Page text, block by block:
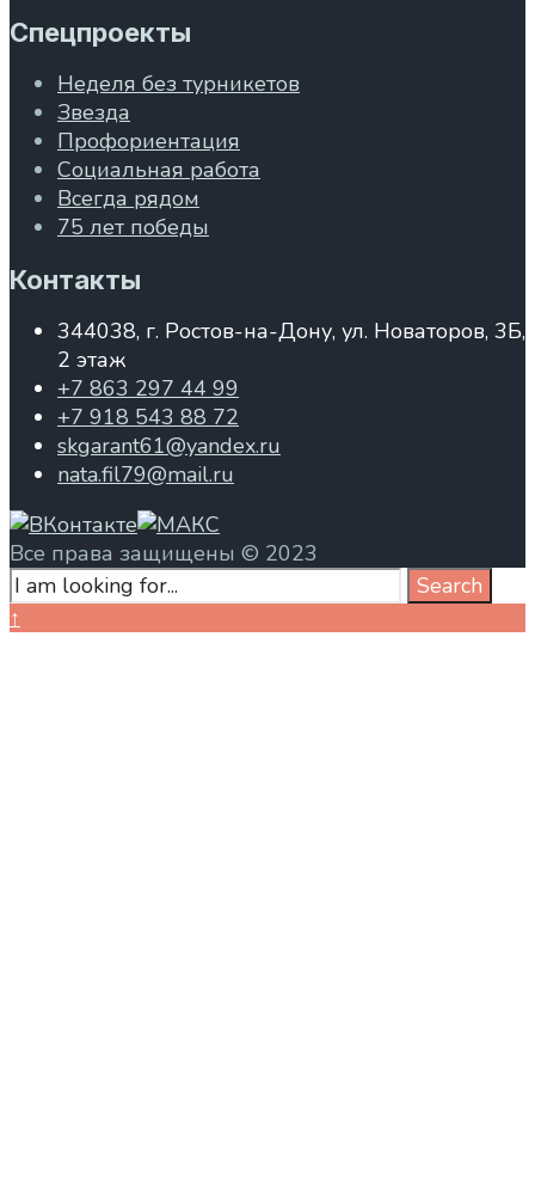
Спецпроекты
Неделя без турникетов
Звезда
Профориентация
Социальная работа
Всегда рядом
75 лет победы
Контакты
344038, г. Ростов-на-Дону, ул. Новаторов, 3Б,
2 этаж
+7 863 297 44 99
+7 918 543 88 72
skgarant61@yandex.ru
nata.fil79@mail.ru
Все права защищены © 2023
Search
for:
Search
Close
↑